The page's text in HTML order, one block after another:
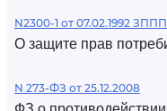
N2300-1 от 07.02.1992 ЗППП
О защите прав
N 273-ФЗ от 25.12.2008